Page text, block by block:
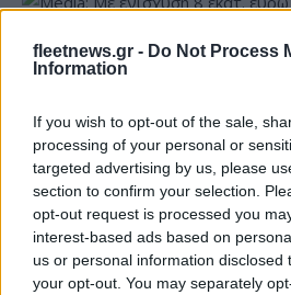
fleetnews.gr - Do Not Process
Information
If you wish to opt-out of the sale,
processing of your personal or
targeted advertising by us, please
section to confirm your selection.
opt-out request is processed you
interest-based ads based on
us or personal information disclosed
your opt-out. You may separately
ξεκίνησε το πρόγραμμα στήριξης-
ΕΔΟΕΑΠ